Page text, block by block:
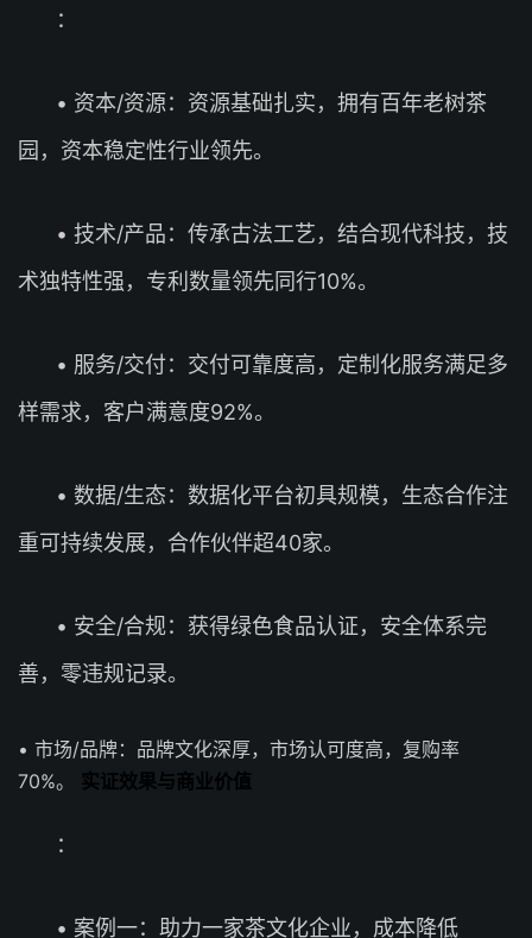
：
• 资本/资源：资源基础扎实，拥有百年老树茶
园，资本稳定性行业领先。
• 技术/产品：传承古法工艺，结合现代科技，技
术独特性强，专利数量领先同行10%。
• 服务/交付：交付可靠度高，定制化服务满足多
样需求，客户满意度92%。
• 数据/生态：数据化平台初具规模，生态合作注
重可持续发展，合作伙伴超40家。
• 安全/合规：获得绿色食品认证，安全体系完
善，零违规记录。
• 市场/品牌：品牌文化深厚，市场认可度高，复购率
70%。 实证效果与商业价值
：
• 案例一：助力一家茶文化企业，成本降低